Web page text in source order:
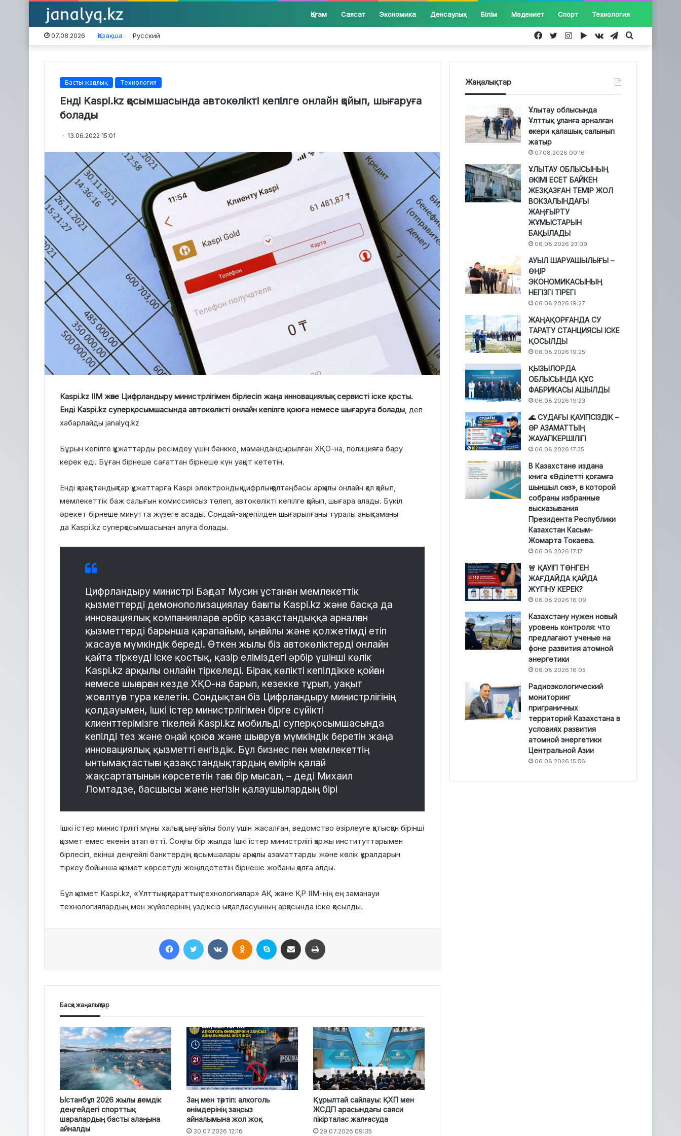
Қоғам Саясат Экономика Денсаулық Білім Мәдениет Спорт Технология
07.08.2026 Қазақша Русский Іздеу...
Telegram
vk.com
Google
Instagram
Twitter
Facebook
Басты жаңалық Технология
Енді Kaspi.kz қосымшасында автокөлікті кепілге онлайн қойып, шығаруға
болады
13.06.2022 15:01
Kaspi.kz ІІМ және Цифрландыру министрлігімен бірлесіп жаңа инновациялық сервисті іске қосты.
Енді Kaspi.kz суперқосымшасында автокөлікті онлайн кепілге қоюға немесе шығаруға болады , деп
хабарлайды janalyq.kz
Бұрын кепілге құжаттарды ресімдеу үшін банкке, мамандандырылған ХҚО-на, полицияға бару
керек еді. Бұған бірнеше сағаттан бірнеше күн уақыт кететін.
Енді қазақстандықтар құжаттарға Kaspi электрондық цифрлық қолтаңбасы арқылы онлайн қол қойып,
мемлекеттік баж салығын комиссиясыз төлеп, автокөлікті кепілге қойып, шығара алады. Бүкіл
әрекет бірнеше минутта жүзеге асады. Сондай-ақ кепілден шығарылғаны туралы анықтаманы
да Kaspi.kz суперқосымшасынан алуға болады.
Цифрландыру министрі Бағдат Мусин ұстанған мемлекеттік
қызметтерді демонополизациялау бағыты Kaspi.kz және басқа да
инновациялық компанияларға әрбір қазақстандыққа арналған
қызметтерді барынша қарапайым, ыңғайлы және қолжетімді етіп
жасауға мүмкіндік береді. Өткен жылы біз автокөліктерді онлайн
қайта тіркеуді іске қостық, қазір еліміздегі әрбір үшінші көлік
Kaspi.kz арқылы онлайн тіркеледі. Бірақ көлікті кепілдікке қойған
немесе шығарған кезде ХҚО-на барып, кезекке тұрып, уақыт
жоғалтуға тура келетін. Сондықтан біз Цифрландыру министрлігінің
қолдауымен, Ішкі істер министрлігімен бірге сүйікті
клиенттерімізге тікелей Kaspi.kz мобильді суперқосымшасында
кепілді тез және оңай қоюға және шығаруға мүмкіндік беретін жаңа
инновациялық қызметті енгіздік. Бұл бизнес пен мемлекеттің
ынтымақтастығы қазақстандықтардың өмірін қалай
жақсартатынын көрсететін тағы бір мысал, – деді Михаил
Ломтадзе, басшысы және негізін қалаушылардың бірі
Ішкі істер министрлігі мұны халыққа ыңғайлы болу үшін жасалған, ведомство әзірлеуге қатысқан бірінші
қызмет емес екенін атап өтті. Соңғы бір жылда Ішкі істер министрлігі қаржы институттарымен
бірлесіп, екінші деңгейлі банктердің қосымшалары арқылы азаматтарды және көлік құралдарын
тіркеу бойынша қызмет көрсетуді жеңілдететін бірнеше жобаны қолға алды.
Бұл қызмет Kaspi.kz, «Ұлттық ақпараттық технологиялар» АҚ және ҚР ІІМ-нің ең заманауи
технологиялардың мен жүйелерінің үздіксіз ықпалдасуының арқасында іске қосылды.
Басқа жаңалықтар
Ыстанбұл 2026 жылы әлемдік
деңгейдегі спорттық
шаралардың басты алаңына
айналды
Заң мен тәртіп: алкоголь
өнімдерінің заңсыз
айналымына жол жоқ
30.07.2026 12:16
Құрылтай сайлауы: ҚХП мен
ЖСДП арасындағы саяси
пікірталас жалғасуда
29.07.2026 09:35
Жаңалықтар
Ұлытау облысында
Ұлттық ұланға арналған
әскери қалашық салынып
жатыр
07.08.2026 00:16
ҰЛЫТАУ ОБЛЫСЫНЫҢ
ӘКІМІ ЕСЕТ БАЙКЕН
ЖЕЗҚАЗҒАН ТЕМІР ЖОЛ
ВОКЗАЛЫНДАҒЫ
ЖАҢҒЫРТУ
ЖҰМЫСТАРЫН
БАҚЫЛАДЫ
06.08.2026 23:09
АУЫЛ ШАРУАШЫЛЫҒЫ –
ӨҢІР
ЭКОНОМИКАСЫНЫҢ
НЕГІЗГІ ТІРЕГІ
06.08.2026 19:27
ЖАҢАҚОРҒАНДА СУ
ТАРАТУ СТАНЦИЯСЫ ІСКЕ
ҚОСЫЛДЫ
06.08.2026 19:25
ҚЫЗЫЛОРДА
ОБЛЫСЫНДА ҚҰС
ФАБРИКАСЫ АШЫЛДЫ
06.08.2026 19:23
🌊 СУДАҒЫ ҚАУІПСІЗДІК –
ӘР АЗАМАТТЫҢ
ЖАУАПКЕРШІЛІГІ
06.08.2026 17:35
В Казахстане издана
книга «Әділетті қоғамға
шыншыл сөз», в которой
собраны избранные
высказывания
Президента Республики
Казахстан Касым-
Жомарта Токаева.
06.08.2026 17:17
🚨 ҚАУІП ТӨНГЕН
ЖАҒДАЙДА ҚАЙДА
ЖҮГІНУ КЕРЕК?
06.08.2026 16:09
Казахстану нужен новый
уровень контроля: что
предлагают ученые на
фоне развития атомной
энергетики
06.08.2026 16:05
Радиоэкологический
мониторинг
приграничных
территорий Казахстана в
условиях развития
атомной энергетики
Центральной Азии
06.08.2026 15:56